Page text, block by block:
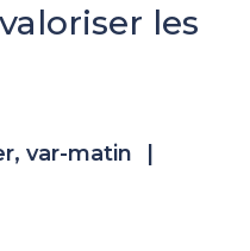
les
var-matin